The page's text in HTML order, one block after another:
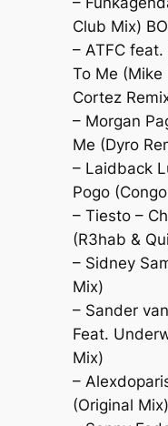
Club Mix)
– ATFC feat.
To Me
Cortez
– Morgan
Me (Dyro
– Laidback
Pogo
– Tiesto –
(R3hab &
– Sidney
Mix)
– Sander
Feat.
Mix)
–
(Original Mix)